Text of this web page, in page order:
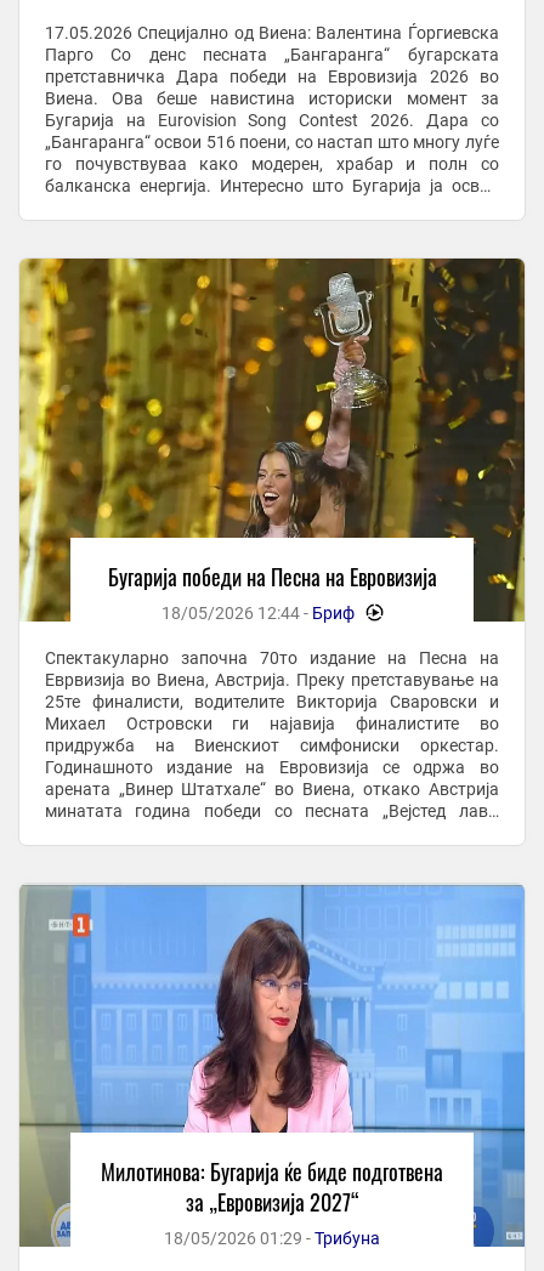
17.05.2026 Специјално од Виена: Валентина Ѓоргиевска
Парго Со денс песната „Бангаранга“ бугарската
претставничка Дара победи на Евровизија 2026 во
Виена. Ова беше навистина историски момент за
Бугарија на Eurovision Song Contest 2026. Дара со
„Бангаранга“ освои 516 поени, со настап што многу луѓе
го почувствуваа како модерен, храбар и полн со
балканска енергија. Интересно што Бугарија ја освои
Бугарија победи на Песна на Евровизија
18/05/2026 12:44 - Бриф -
Спектакуларно започна 70то издание на Песна на
Еврвизија во Виена, Австрија. Преку претставување на
25те финалисти, водителите Викторија Сваровски и
Михаел Островски ги најавија финалистите во
придружба на Виенскиот симфониски оркестар.
Годинашното издание на Евровизија се одржа во
арената „Винер Штатхале“ во Виена, откако Австрија
минатата година победи со песната „Вејстед лав“.
Милотинова: Бугарија ќе биде подготвена
за „Евровизија 2027“
18/05/2026 01:29 -Трибуна